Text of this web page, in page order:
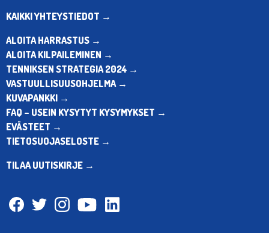
KAIKKI YHTEYSTIEDOT →
ALOITA HARRASTUS →
ALOITA KILPAILEMINEN →
TENNIKSEN STRATEGIA 2024 →
VASTUULLISUUSOHJELMA →
KUVAPANKKI →
FAQ – USEIN KYSYTYT KYSYMYKSET →
EVÄSTEET →
TIETOSUOJASELOSTE →
TILAA UUTISKIRJE →